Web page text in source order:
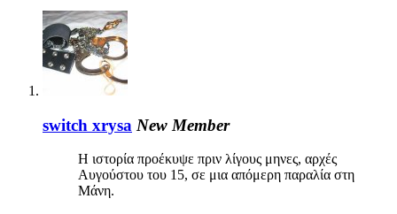
switch xrysa New Member
Η ιστορία προέκυψε πριν λίγους μηνες, αρχές
Αυγούστου του 15, σε μια απόμερη παραλία στη
Μάνη.